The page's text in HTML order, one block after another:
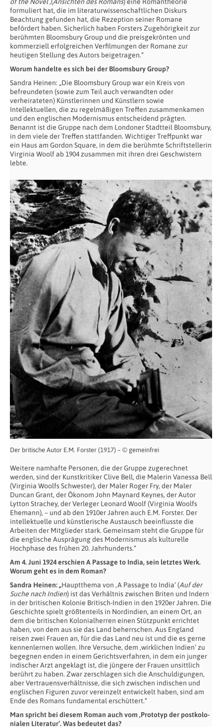
formuliert hat, die im literaturwissenschaftlichen Diskurs
Beachtung gefunden hat, die Rezeption seiner Romane
befördert haben. Sicherlich haben Forsters Zugehörigkeit zur
berühmten Bloomsbury Group und die preisgekrönten und
kommerziell erfolgreichen Verfilmungen der Romane zur
heutigen Stellung des Autors beigetragen.“
Worum handelte es sich bei der Bloomsbury Group?
Sandra Heinen: „Die Bloomsbury Group war ein Kreis von
befreundeten (sowie zum Teil auch verwandten oder
verheirateten) Künstlerinnen und Künstlern sowie
Intellektuellen, die zu regelmäßigen Treffen zusammenkamen
und den englischen Modernismus entscheidend prägten.
Benannt ist die Gruppe nach dem Londoner Stadtteil Bloomsbury,
in dem viele der Treffen stattfanden. Wichtiger Treffpunkt war
ein Haus am Gordon Square, in dem die berühmte Schriftstellerin
Virginia Woolf ab 1904 zusammen mit ihren drei Geschwistern
lebte.
Der britische Autor E.M. Forster (1917) – © gemeinfrei
Weitere namhafte Personen, die der Gruppe zugerechnet
werden, sind der Kunstkritiker Clive Bell, die Malerin Vanessa Bell
(Virginia Woolfs Schwester), der Maler Roger Fry, der Maler
Duncan Grant, der Ökonom John Maynard Keynes, der Autor
Lytton Strachey, der Verleger Leonard Woolf (Virginia Woolfs
Ehemann), – und ab den 1910er Jahren auch E.M. Forster. Der
intellektuelle und künstlerische Austausch beeinflusste die
Arbeiten der Mitglieder stark. Gemeinsam steht die Gruppe für
die englische Ausprägung des Modernismus als kulturelle
Hochphase des frühen 20. Jahrhunderts.“
Am 4. Juni 1924 erschien A Passage to India, sein letztes Werk.
Worum geht es in dem Roman?
Sandra Heinen: „Hauptthema von ‚A Passage to India‘ (Auf der
Suche nach Indien) ist das Verhältnis zwischen Briten und Indern
in der britischen Kolonie Britisch-Indien in den 1920er Jahren. Die
Geschichte spielt größtenteils in Nordindien, an einem Ort, an
dem die britischen Kolonialherren einen Stützpunkt errichtet
haben, von dem aus sie das Land beherrschen. Aus England
reisen zwei Frauen an, für die das Land neu ist und die es gerne
kennenlernen wollen. Ihre Versuche, dem ‚wirklichen Indien‘ zu
begegnen enden in einem Gerichtsverfahren, in dem ein junger
indischer Arzt angeklagt ist, die jüngere der Frauen unsittlich
berührt zu haben. Zwar zerschlagen sich die Anschuldigungen,
aber Vertrauensverhältnisse, die sich zwischen indischen und
englischen Figuren zuvor vereinzelt entwickelt haben, sind am
Ende des Romans fundamental erschüttert.“
Man spricht bei diesem Roman auch vom ‚Prototyp der postkolo­
nialen Literatur‘. Was bedeutet das?